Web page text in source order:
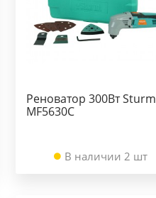
Реноватор 300Вт Sturm
MF5630C
В наличии 2 шт